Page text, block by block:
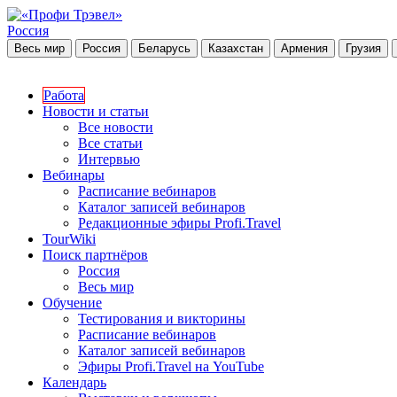
Россия
Весь мир Россия Беларусь Казахстан Армения Грузия
Работа
Новости и статьи
Все новости
Все статьи
Интервью
Вебинары
Расписание вебинаров
Каталог записей вебинаров
Редакционные эфиры Profi.Travel
TourWiki
Поиск партнёров
Россия
Весь мир
Обучение
Тестирования и викторины
Расписание вебинаров
Каталог записей вебинаров
Эфиры Profi.Travel на YouTube
Календарь